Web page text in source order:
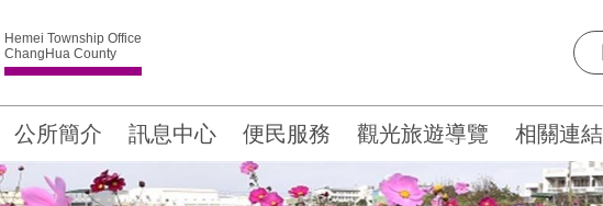
Hemei Township Office
ChangHua County
公所簡介 訊息中心 便民服務 觀光旅遊導覽 相關連結